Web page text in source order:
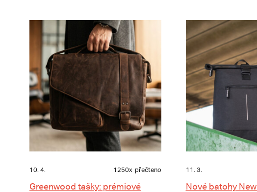
10. 4. 1250x přečteno
Greenwood tašky: prémiové
11. 3.
Nové batohy